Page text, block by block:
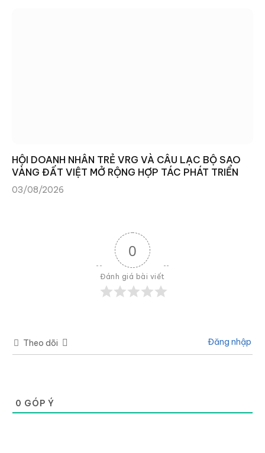
HỘI DOANH NHÂN TRẺ VRG VÀ CÂU LẠC BỘ SAO
VÀNG ĐẤT VIỆT MỞ RỘNG HỢP TÁC PHÁT TRIỂN
03/08/2026
0
Đánh giá bài viết
Theo dõi Đăng nhập
0 GÓP Ý